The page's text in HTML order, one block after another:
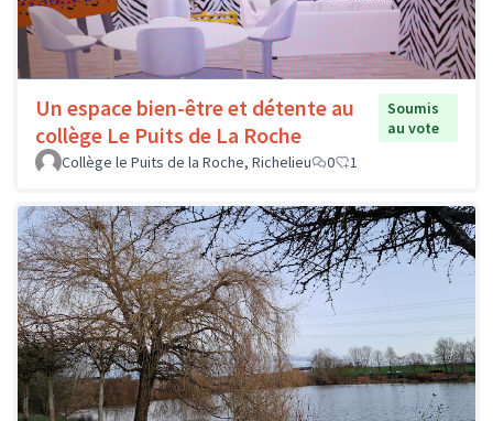
Un espace bien-être et détente au
collège Le Puits de La Roche
Soumis
au vote
Collège le Puits de la Roche, Richelieu
0 1